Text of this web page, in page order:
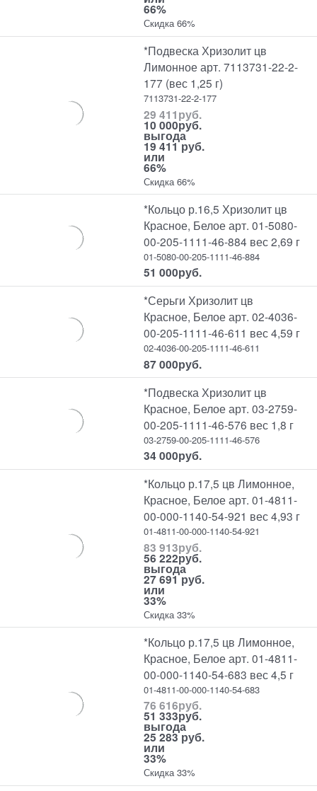
66%
Скидка 66%
*Подвеска Хризолит цв
Лимонное арт. 7113731-22-2-
177 (вес 1,25 г)
7113731-22-2-177
29 411руб.
10 000руб.
выгода
19 411 руб.
или
66%
Скидка 66%
*Кольцо р.16,5 Хризолит цв
Красное, Белое арт. 01-5080-
00-205-1111-46-884 вес 2,69 г
01-5080-00-205-1111-46-884
51 000руб.
*Серьги Хризолит цв
Красное, Белое арт. 02-4036-
00-205-1111-46-611 вес 4,59 г
02-4036-00-205-1111-46-611
87 000руб.
*Подвеска Хризолит цв
Красное, Белое арт. 03-2759-
00-205-1111-46-576 вес 1,8 г
03-2759-00-205-1111-46-576
34 000руб.
*Кольцо р.17,5 цв Лимонное,
Красное, Белое арт. 01-4811-
00-000-1140-54-921 вес 4,93 г
01-4811-00-000-1140-54-921
83 913руб.
56 222руб.
выгода
27 691 руб.
или
33%
Скидка 33%
*Кольцо р.17,5 цв Лимонное,
Красное, Белое арт. 01-4811-
00-000-1140-54-683 вес 4,5 г
01-4811-00-000-1140-54-683
76 616руб.
51 333руб.
выгода
25 283 руб.
или
33%
Скидка 33%